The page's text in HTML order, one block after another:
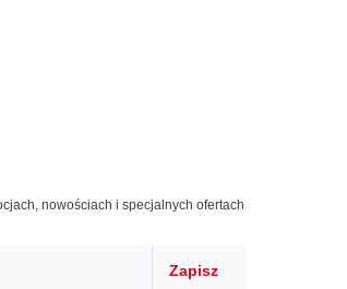
nowościach i specjalnych ofertach
Zapisz